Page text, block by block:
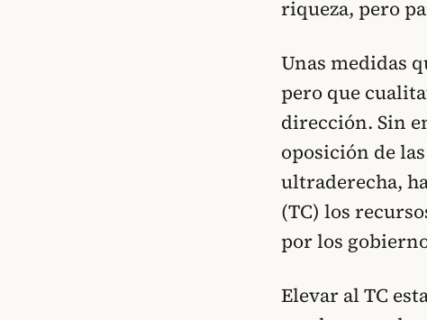
riqueza, pero
Unas medidas
pero que
dirección. Sin
oposición de
ultraderecha,
(TC) los
por los
Elevar al TC